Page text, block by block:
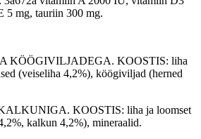
5 mg, tauriin 300 mg.
KÖÖGIVILJADEGA. KOOSTIS: liha
(veiseliha 4,2%), köögiviljad (herned
KOOSTIS: liha ja loomset
kalkun 4,2%), mineraalid.